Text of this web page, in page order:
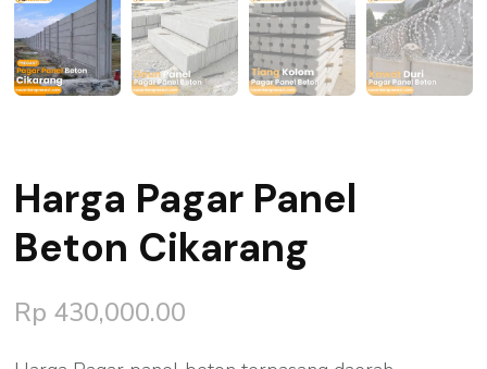
Harga Pagar Panel
Beton Cikarang
Rp 430,000.00